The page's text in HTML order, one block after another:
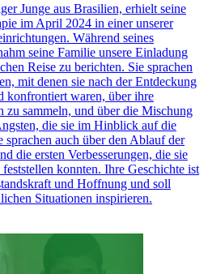
Junge aus Brasilien, erhielt seine
im April 2024 in einer unserer
Während seines
seine Familie unsere Einladung
Reise zu berichten. Sie sprachen
mit denen sie nach der Entdeckung
konfrontiert waren, über ihre
zu sammeln, und über die Mischung
die sie im Hinblick auf die
sprachen auch über den Ablauf der
die ersten Verbesserungen, die sie
konnten. Ihre Geschichte ist
und Hoffnung und soll
Situationen inspirieren.